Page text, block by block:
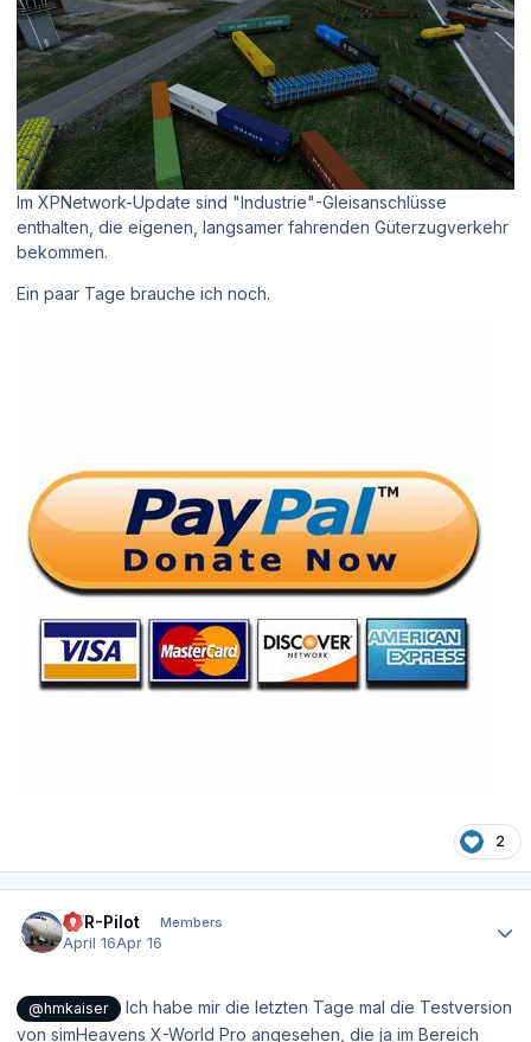
Im XPNetwork-Update sind "Industrie"-Gleisanschlüsse
enthalten, die eigenen, langsamer fahrenden Güterzugverkehr
bekommen.
Ein paar Tage brauche ich noch.
2
VFR-Pilot Members
April 16Apr 16
@hmkaiser
Ich habe mir die letzten Tage mal die Testversion
von simHeavens X-World Pro angesehen, die ja im Bereich